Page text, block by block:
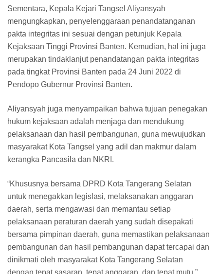
Sementara, Kepala Kejari Tangsel Aliyansyah
mengungkapkan, penyelenggaraan penandatanganan
pakta integritas ini sesuai dengan petunjuk Kepala
Kejaksaan Tinggi Provinsi Banten. Kemudian, hal ini juga
merupakan tindaklanjut penandatangan pakta integritas
pada tingkat Provinsi Banten pada 24 Juni 2022 di
Pendopo Gubernur Provinsi Banten.
Aliyansyah juga menyampaikan bahwa tujuan penegakan
hukum kejaksaan adalah menjaga dan mendukung
pelaksanaan dan hasil pembangunan, guna mewujudkan
masyarakat Kota Tangsel yang adil dan makmur dalam
kerangka Pancasila dan NKRI.
“Khususnya bersama DPRD Kota Tangerang Selatan
untuk menegakkan legislasi, melaksanakan anggaran
daerah, serta mengawasi dan memantau setiap
pelaksanaan peraturan daerah yang sudah disepakati
bersama pimpinan daerah, guna memastikan pelaksanaan
pembangunan dan hasil pembangunan dapat tercapai dan
dinikmati oleh masyarakat Kota Tangerang Selatan
dengan tepat sasaran, tepat anggaran, dan tepat mutu,”